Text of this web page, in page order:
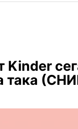
Kinder
така